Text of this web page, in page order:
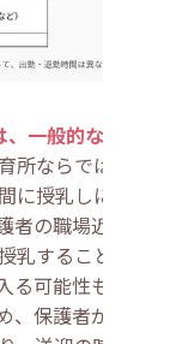
一般的な保育
所ならではの特
授乳しに来る
の職場近くに
することもで
可能性もあり
保護者が終業